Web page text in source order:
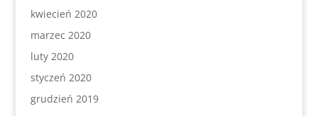
kwiecień 2020
marzec 2020
luty 2020
styczeń 2020
grudzień 2019